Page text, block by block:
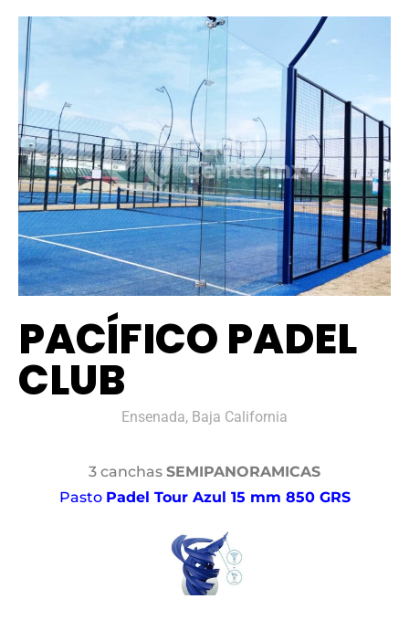
PACÍFICO PADEL
CLUB
Ensenada, Baja California
3 canchas SEMIPANORAMICAS
Pasto Padel Tour Azul 15 mm 850 GRS